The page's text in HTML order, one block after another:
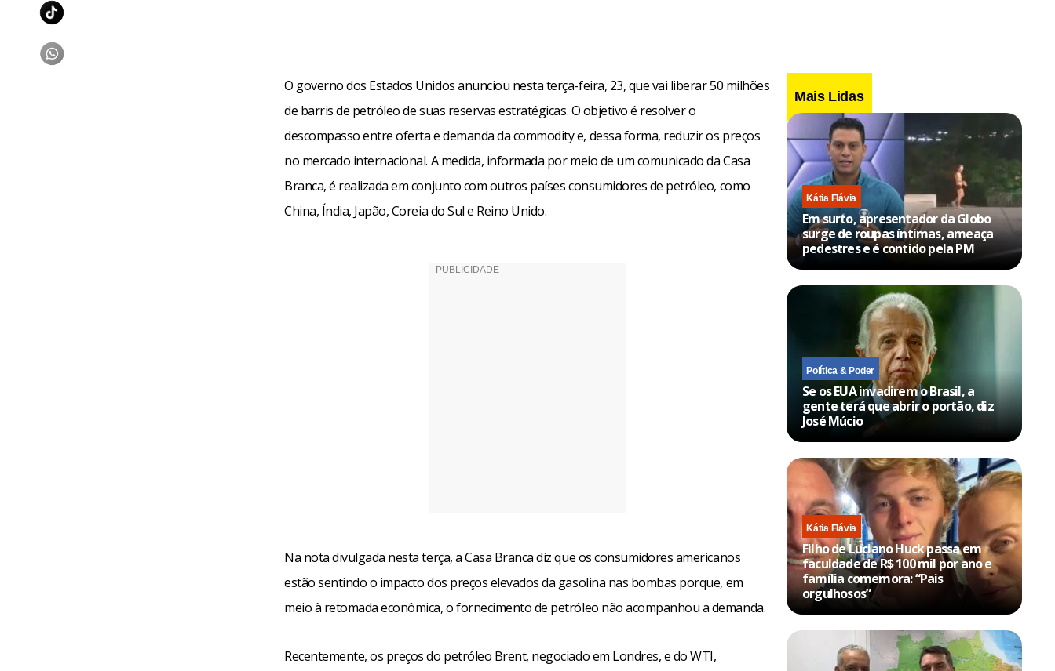
O governo dos Estados Unidos anunciou nesta terça-feira, 23, que vai liberar 50 milhões
de barris de petróleo de suas reservas estratégicas. O objetivo é resolver o
descompasso entre oferta e demanda da commodity e, dessa forma, reduzir os preços
no mercado internacional. A medida, informada por meio de um comunicado da Casa
Branca, é realizada em conjunto com outros países consumidores de petróleo, como
China, Índia, Japão, Coreia do Sul e Reino Unido.
Na nota divulgada nesta terça, a Casa Branca diz que os consumidores americanos
estão sentindo o impacto dos preços elevados da gasolina nas bombas porque, em
meio à retomada econômica, o fornecimento de petróleo não acompanhou a demanda.
Recentemente, os preços do petróleo Brent, negociado em Londres, e do WTI,
Mais Lidas
Kátia Flávia
Em surto, apresentador da Globo
surge de roupas íntimas, ameaça
pedestres e é contido pela PM
Política & Poder
Se os EUA invadirem o Brasil, a
gente terá que abrir o portão, diz
José Múcio
Kátia Flávia
Filho de Luciano Huck passa em
faculdade de R$ 100 mil por ano e
família comemora: “Pais
orgulhosos”